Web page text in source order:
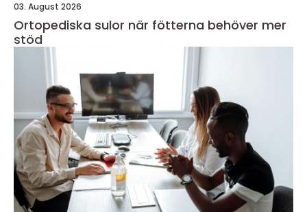
03. August 2026
Ortopediska sulor när fötterna behöver mer
stöd